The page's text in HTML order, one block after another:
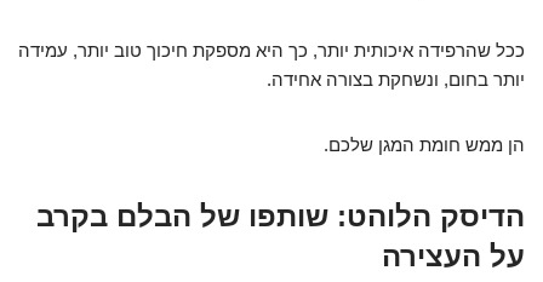
ככל שהרפידה איכותית יותר, כך היא מספקת חיכוך טוב יותר, עמידה
יותר בחום, ונשחקת בצורה אחידה.
הן ממש חומת המגן שלכם.
הדיסק הלוהט: שותפו של הבלם בקרב
על העצירה